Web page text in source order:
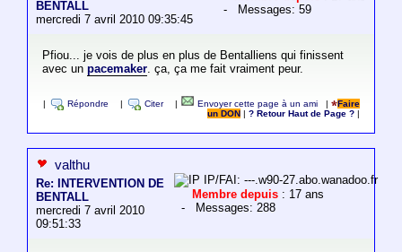
BENTALL
mercredi 7 avril 2010 09:35:45
- Messages: 59
Pfiou... je vois de plus en plus de Bentalliens qui finissent
avec un pacemaker. ça, ça me fait vraiment peur.
Répondre Citer Envoyer cette page à un ami |
Faire
un DON
|? Retour Haut de Page ?
valthu
Re: INTERVENTION DE
BENTALL
mercredi 7 avril 2010
09:51:33
IP/FAI: ---.w90-27.abo.wanadoo.fr
Membre depuis : 17 ans
- Messages: 288